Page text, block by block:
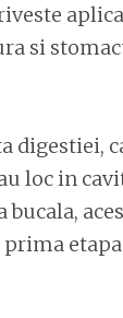
si
digestiei,
loc in